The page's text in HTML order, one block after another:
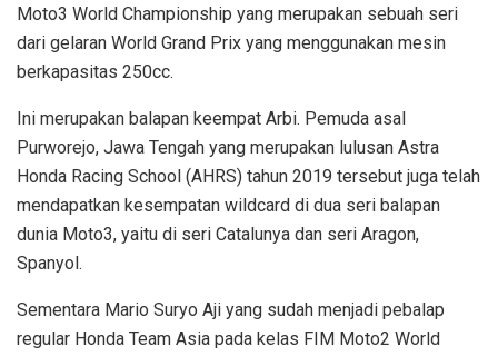
Moto3 World Championship yang merupakan sebuah seri
dari gelaran World Grand Prix yang menggunakan mesin
berkapasitas 250cc.
Ini merupakan balapan keempat Arbi. Pemuda asal
Purworejo, Jawa Tengah yang merupakan lulusan Astra
Honda Racing School (AHRS) tahun 2019 tersebut juga telah
mendapatkan kesempatan wildcard di dua seri balapan
dunia Moto3, yaitu di seri Catalunya dan seri Aragon,
Spanyol.
Sementara Mario Suryo Aji yang sudah menjadi pebalap
regular Honda Team Asia pada kelas FIM Moto2 World